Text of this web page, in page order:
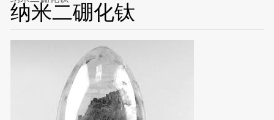
纳米二硼化钛